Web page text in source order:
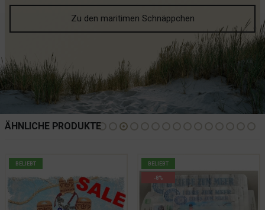
Zu den maritimen Schnäppchen
ÄHNLICHE PRODUKTE
BELIEBT BELIEBT
-8%